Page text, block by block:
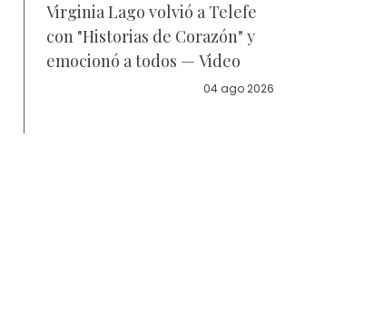
Virginia Lago volvió a Telefe
con "Historias de Corazón" y
emocionó a todos — Video
04 ago 2026